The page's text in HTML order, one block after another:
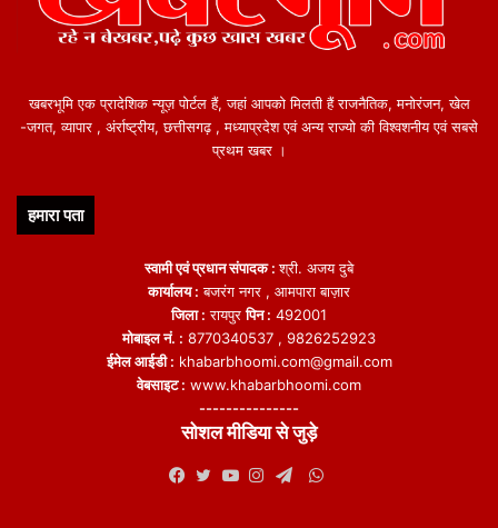
खबरभूमि एक प्रादेशिक न्यूज़ पोर्टल हैं, जहां आपको मिलती हैं राजनैतिक, मनोरंजन, खेल
-जगत, व्यापार , अंर्राष्ट्रीय, छत्तीसगढ़ , मध्याप्रदेश एवं अन्य राज्यो की विश्वशनीय एवं सबसे
प्रथम खबर ।
हमारा पता
स्वामी एवं प्रधान संपादक :श्री. अजय दुबे
कार्यालय : बजरंग नगर , आमपारा बाज़ार
जिला : रायपुरपिन : 492001
मोबाइल नं. : 8770340537 , 9826252923
ईमेल आईडी : khabarbhoomi.com@gmail.com
वेबसाइट : www.khabarbhoomi.com
---------------
सोशल मीडिया से जुड़े
WhatsApp